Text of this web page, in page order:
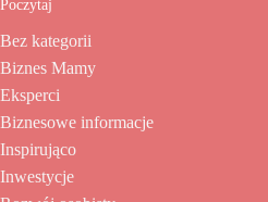
Poczytaj
Bez kategorii
Biznes Mamy
Eksperci
Biznesowe informacje
Inspirująco
Inwestycje